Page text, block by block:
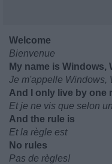
Welcome
Bienvenue
My name is Windows,
Je m'appelle Windows,
And I only live by one
Et je ne vis que selon
And the rule is
Et la règle est
No rules
Pas de règles!